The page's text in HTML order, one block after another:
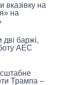
вказівку на
на
дві баржі,
АЕС
Трампа –